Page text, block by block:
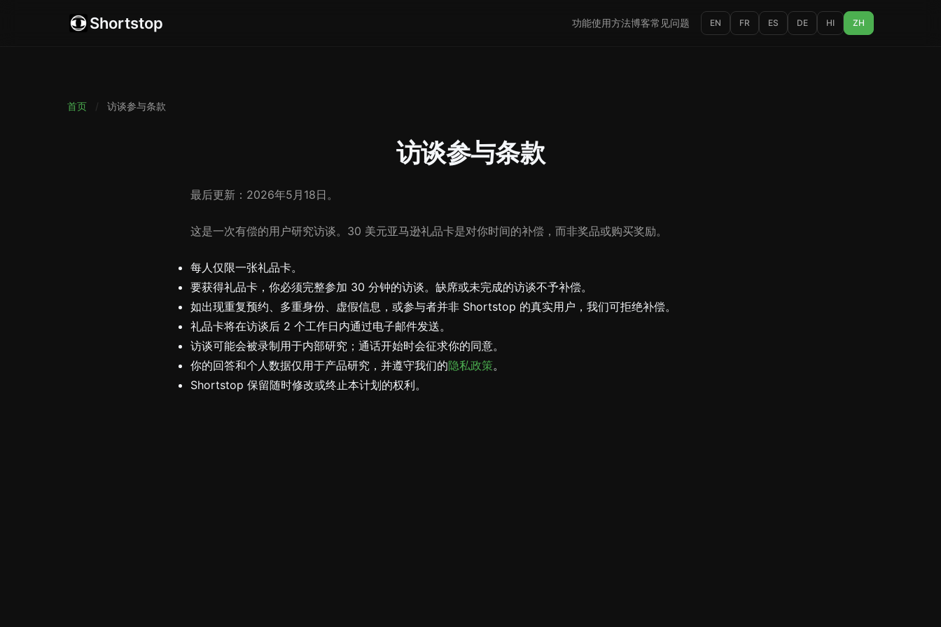
Shortstop 功能使用方法博客常见问题 EN FR ES DE HI ZH
首页 / 访谈参与条款
访谈参与条款
最后更新：2026年5月18日。
这是一次有偿的用户研究访谈。30 美元亚马逊礼品卡是对你时间的补偿，而非奖品或购买奖励。
每人仅限一张礼品卡。
要获得礼品卡，你必须完整参加 30 分钟的访谈。缺席或未完成的访谈不予补偿。
如出现重复预约、多重身份、虚假信息，或参与者并非 Shortstop 的真实用户，我们可拒绝补偿。
礼品卡将在访谈后 2 个工作日内通过电子邮件发送。
访谈可能会被录制用于内部研究；通话开始时会征求你的同意。
你的回答和个人数据仅用于产品研究，并遵守我们的隐私政策。
Shortstop 保留随时修改或终止本计划的权利。